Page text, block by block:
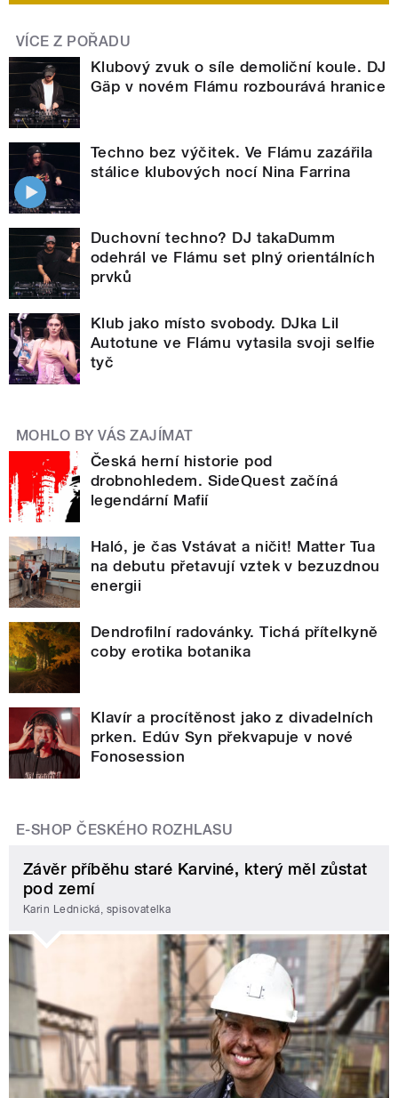
VÍCE Z POŘADU
Klubový zvuk o síle demoliční koule. DJ
Gäp v novém Flámu rozbourává hranice
Techno bez výčitek. Ve Flámu zazářila
stálice klubových nocí Nina Farrina
Duchovní techno? DJ takaDumm
odehrál ve Flámu set plný orientálních
prvků
Klub jako místo svobody. DJka Lil
Autotune ve Flámu vytasila svoji selfie
tyč
MOHLO BY VÁS ZAJÍMAT
Česká herní historie pod
drobnohledem. SideQuest začíná
legendární Mafií
Haló, je čas Vstávat a ničit! Matter Tua
na debutu přetavují vztek v bezuzdnou
energii
Dendrofilní radovánky. Tichá přítelkyně
coby erotika botanika
Klavír a procítěnost jako z divadelních
prken. Edúv Syn překvapuje v nové
Fonosession
E-SHOP ČESKÉHO ROZHLASU
Závěr příběhu staré Karviné, který měl zůstat
pod zemí
Karin Lednická, spisovatelka